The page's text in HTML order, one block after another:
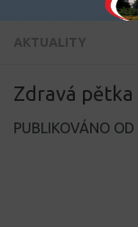
AKTUALITY
Zdravá pětka
PUBLIKOVÁNO OD